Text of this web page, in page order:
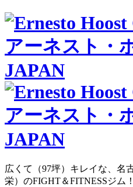
広くて（97坪）キレイな、名
栄）のFIGHT＆FITNESSジム